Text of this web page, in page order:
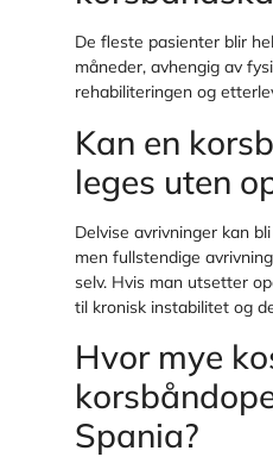
De fleste pasienter blir
måneder, avhengig av
rehabiliteringen og
Kan en
leges uten
Delvise avrivninger kan
men fullstendige
selv. Hvis man utsetter
til kronisk instabilitet og
Hvor mye
Spania?